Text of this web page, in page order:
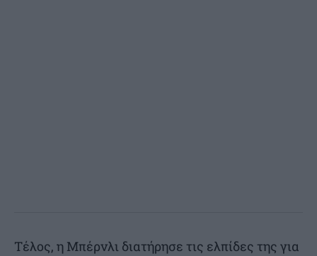
Τέλος, η Μπέρνλι διατήρησε τις ελπίδες της για